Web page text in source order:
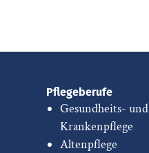
Pflegeberufe
Gesundheits- und
Krankenpflege
Altenpflege